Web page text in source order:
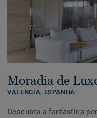
Moradia de
VALENCIA, ESPANHA
Descubra a fantástica